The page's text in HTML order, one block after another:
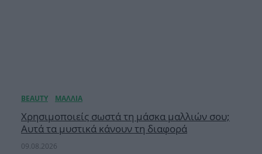
Χρησιμοποιείς σωστά τη μάσκα μαλλιών σου;
Αυτά τα μυστικά κάνουν τη διαφορά
09.08.2026